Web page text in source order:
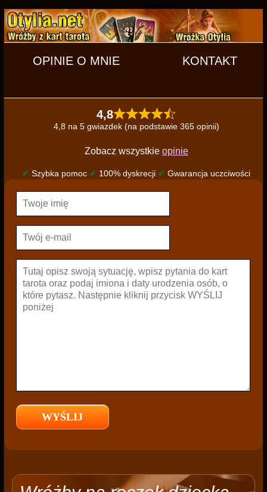
OPINIE O MNIE KONTAKT
4,8
4,8 na 5 gwiazdek (na podstawie 365 opinii)
Zobacz wszystkie opinie
✔ Szybka pomoc ✔ 100% dyskrecji ✔ Gwarancja uczciwości